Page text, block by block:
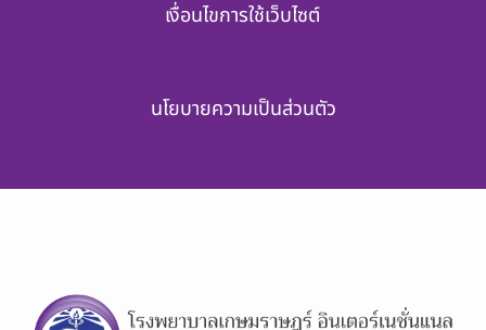
เงื่อนไขการใช้เว็บไซต์
นโยบายความเป็นส่วนตัว